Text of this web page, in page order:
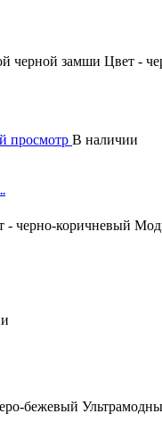
черной замши Цвет -
просмотр В наличии
- черно-коричневый
бежевый